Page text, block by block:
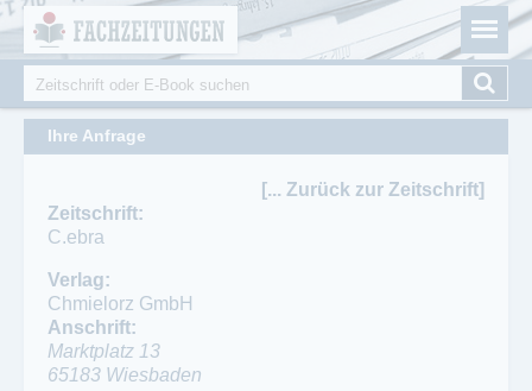
Fachzeitungen.de - Das unabhängige Portal für
Fachmagazine Fachpublikationen & eBooks
Suchformular
Suche
Ihre Anfrage
[... Zurück zur Zeitschrift]
Zeitschrift:
C.ebra
Verlag:
Chmielorz GmbH
Anschrift:
Marktplatz 13
65183 Wiesbaden
Cookie-Einstellungen